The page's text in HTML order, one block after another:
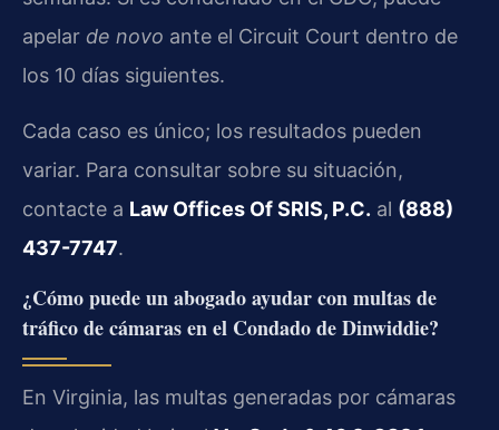
apelar de novo ante el Circuit Court dentro de
los 10 días siguientes.
Cada caso es único; los resultados pueden
variar. Para consultar sobre su situación,
contacte a Law Offices Of SRIS, P.C. al (888)
437-7747.
¿Cómo puede un abogado ayudar con multas de
tráfico de cámaras en el Condado de Dinwiddie?
En Virginia, las multas generadas por cámaras